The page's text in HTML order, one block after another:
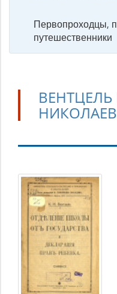
Первопроходцы,
путешественники
Вентцель
Константин
Николаевич
(1857–
1947)